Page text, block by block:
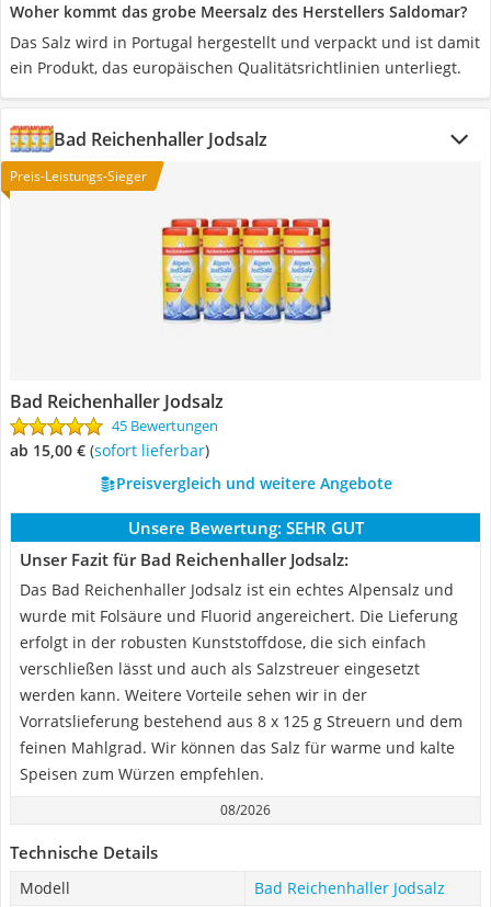
Woher kommt das grobe Meersalz des Herstellers Saldomar?
Das Salz wird in Portugal hergestellt und verpackt und ist damit
ein Produkt, das europäischen Qualitätsrichtlinien unterliegt.
Bad Reichenhaller Jodsalz
Preis-Leistungs-Sieger
Bad Reichenhaller Jodsalz
45 Bewertungen
ab 15,00 € ( Sofort lieferbar)
Preisvergleich und weitere Angebote
Unsere Bewertung: SEHR GUT
Unser Fazit für Bad Reichenhaller Jodsalz:
Das Bad Reichenhaller Jodsalz ist ein echtes Alpensalz und
wurde mit Folsäure und Fluorid angereichert. Die Lieferung
erfolgt in der robusten Kunststoffdose, die sich einfach
verschließen lässt und auch als Salzstreuer eingesetzt
werden kann. Weitere Vorteile sehen wir in der
Vorratslieferung bestehend aus 8 x 125 g Streuern und dem
feinen Mahlgrad. Wir können das Salz für warme und kalte
Speisen zum Würzen empfehlen.
08/2026
Technische Details
Modell
Bad Reichenhaller Jodsalz